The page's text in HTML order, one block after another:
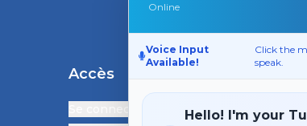
Online
Voice Input
Available!
Click the
speak.
Hello! I'm your
Accès